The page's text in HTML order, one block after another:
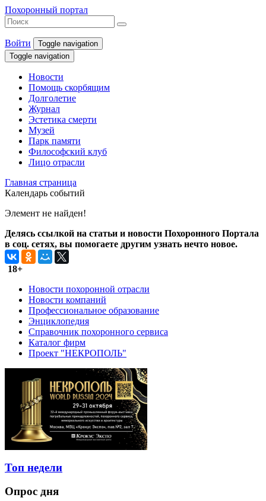
Похоронный портал
Войти
Toggle navigation
Toggle navigation
Новости
Помощь скорбящим
Долголетие
Журнал
Эстетика смерти
Музей
Парк памяти
Философский клуб
Лицо отрасли
Главная страница
Календарь событий
Элемент не найден!
Делясь ссылкой на статьи и новости Похоронного Портала
в соц. сетях, вы помогаете другим узнать нечто новое.
18+
Новости похоронной отрасли
Новости компаний
Профессиональное образование
Энциклопедия
Справочник похоронного сервиса
Каталог фирм
Проект "НЕКРОПОЛЬ"
Топ недели
Опрос дня